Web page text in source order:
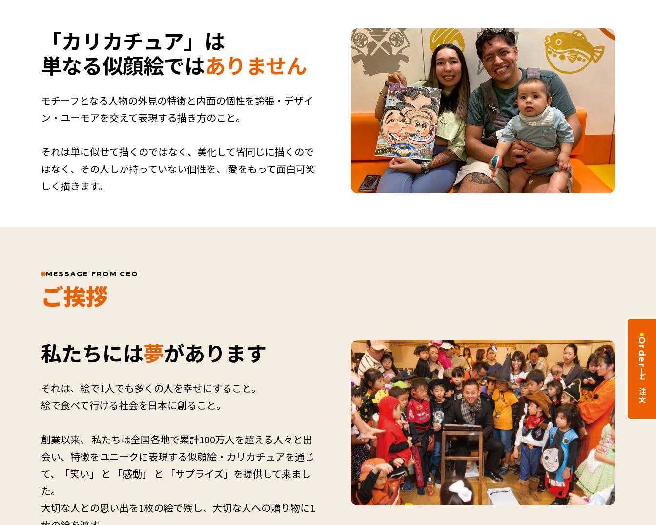
「カリカチュア」は
単なる似顔絵ではありません
モチーフとなる人物の外見の特徴と内面の個性を誇張・デザイ
ン・ユーモアを交えて表現する描き方のこと。
それは単に似せて描くのではなく、美化して皆同じに描くので
はなく、その人しか持っていない個性を、 愛をもって面白可笑
しく描きます。
MESSAGE FROM CEO
ご挨拶
私たちには夢があります
それは、絵で1人でも多くの人を幸せにすること。
絵で食べて行ける社会を日本に創ること。
創業以来、 私たちは全国各地で累計100万人を超える人々と出
会い、特徴をユニークに表現する似顔絵・カリカチュアを通じ
て、「笑い」 と 「感動」 と 「サプライズ」を提供して来まし
た。
大切な人との思い出を1枚の絵で残し、大切な人への贈り物に1
Order
ご注文